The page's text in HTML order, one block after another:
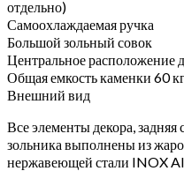
отдельно)
Самоохлаждаемая ручка
Большой зольный совок
Центральное
Общая емкость каменки 60
Внешний вид
Все элементы декора,
зольника выполнены из
нержавеющей стали INOX